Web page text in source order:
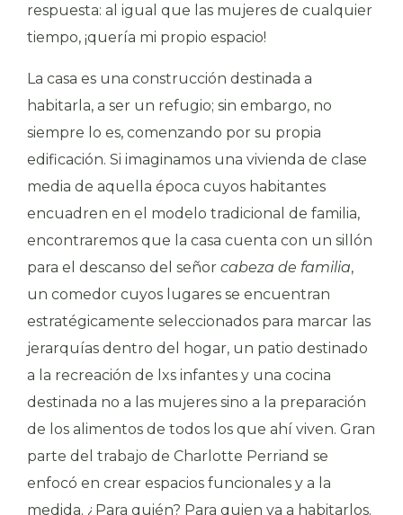
respuesta: al igual que las mujeres de cualquier
tiempo, ¡quería mi propio espacio!
La casa es una construcción destinada a
habitarla, a ser un refugio; sin embargo, no
siempre lo es, comenzando por su propia
edificación. Si imaginamos una vivienda de clase
media de aquella época cuyos habitantes
encuadren en el modelo tradicional de familia,
encontraremos que la casa cuenta con un sillón
para el descanso del señor cabeza de familia,
un comedor cuyos lugares se encuentran
estratégicamente seleccionados para marcar las
jerarquías dentro del hogar, un patio destinado
a la recreación de lxs infantes y una cocina
destinada no a las mujeres sino a la preparación
de los alimentos de todos los que ahí viven. Gran
parte del trabajo de Charlotte Perriand se
enfocó en crear espacios funcionales y a la
medida. ¿Para quién? Para quien va a habitarlos.